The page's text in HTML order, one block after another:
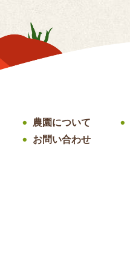
● 農園について ●
● お問い合わせ